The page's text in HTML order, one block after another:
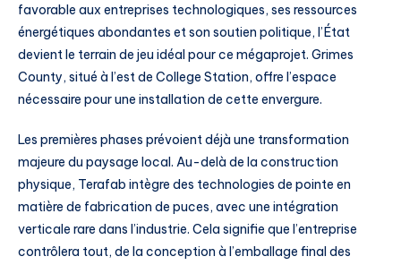
favorable aux entreprises technologiques, ses ressources
énergétiques abondantes et son soutien politique, l’État
devient le terrain de jeu idéal pour ce mégaprojet. Grimes
County, situé à l’est de College Station, offre l’espace
nécessaire pour une installation de cette envergure.
Les premières phases prévoient déjà une transformation
majeure du paysage local. Au-delà de la construction
physique, Terafab intègre des technologies de pointe en
matière de fabrication de puces, avec une intégration
verticale rare dans l’industrie. Cela signifie que l’entreprise
contrôlera tout, de la conception à l’emballage final des